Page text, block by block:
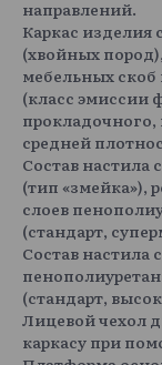
Aleks Ivory
Merino
Merino 001
Merino 007
направлений.
Каркас изделия
(хвойных
мебельных
(класс эмиссии
средней
Состав
(тип «змейка»),
слоев
(стандарт,
Состав настила
(стандарт,
Лицевой чехол
каркасу при